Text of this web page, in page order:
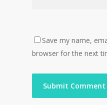
Save my name,
browser for the next